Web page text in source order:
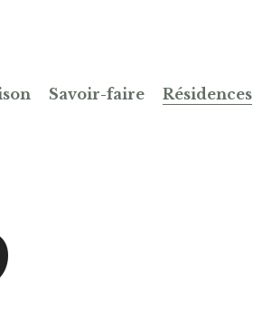
Savoir-faire Résidences